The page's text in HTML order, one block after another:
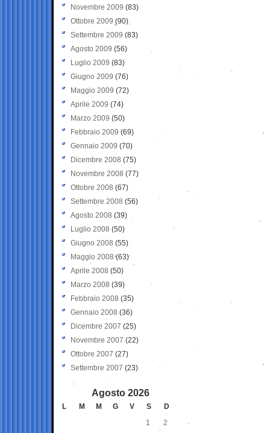
Novembre 2009 (83)
Ottobre 2009 (90)
Settembre 2009 (83)
Agosto 2009 (56)
Luglio 2009 (83)
Giugno 2009 (76)
Maggio 2009 (72)
Aprile 2009 (74)
Marzo 2009 (50)
Febbraio 2009 (69)
Gennaio 2009 (70)
Dicembre 2008 (75)
Novembre 2008 (77)
Ottobre 2008 (67)
Settembre 2008 (56)
Agosto 2008 (39)
Luglio 2008 (50)
Giugno 2008 (55)
Maggio 2008(63)
Aprile 2008 (50)
Marzo 2008 (39)
Febbraio 2008 (35)
Gennaio 2008 (36)
Dicembre 2007 (25)
Novembre 2007 (22)
Ottobre 2007 (27)
Settembre 2007 (23)
Agosto 2026
L M M G V S
D
1
2